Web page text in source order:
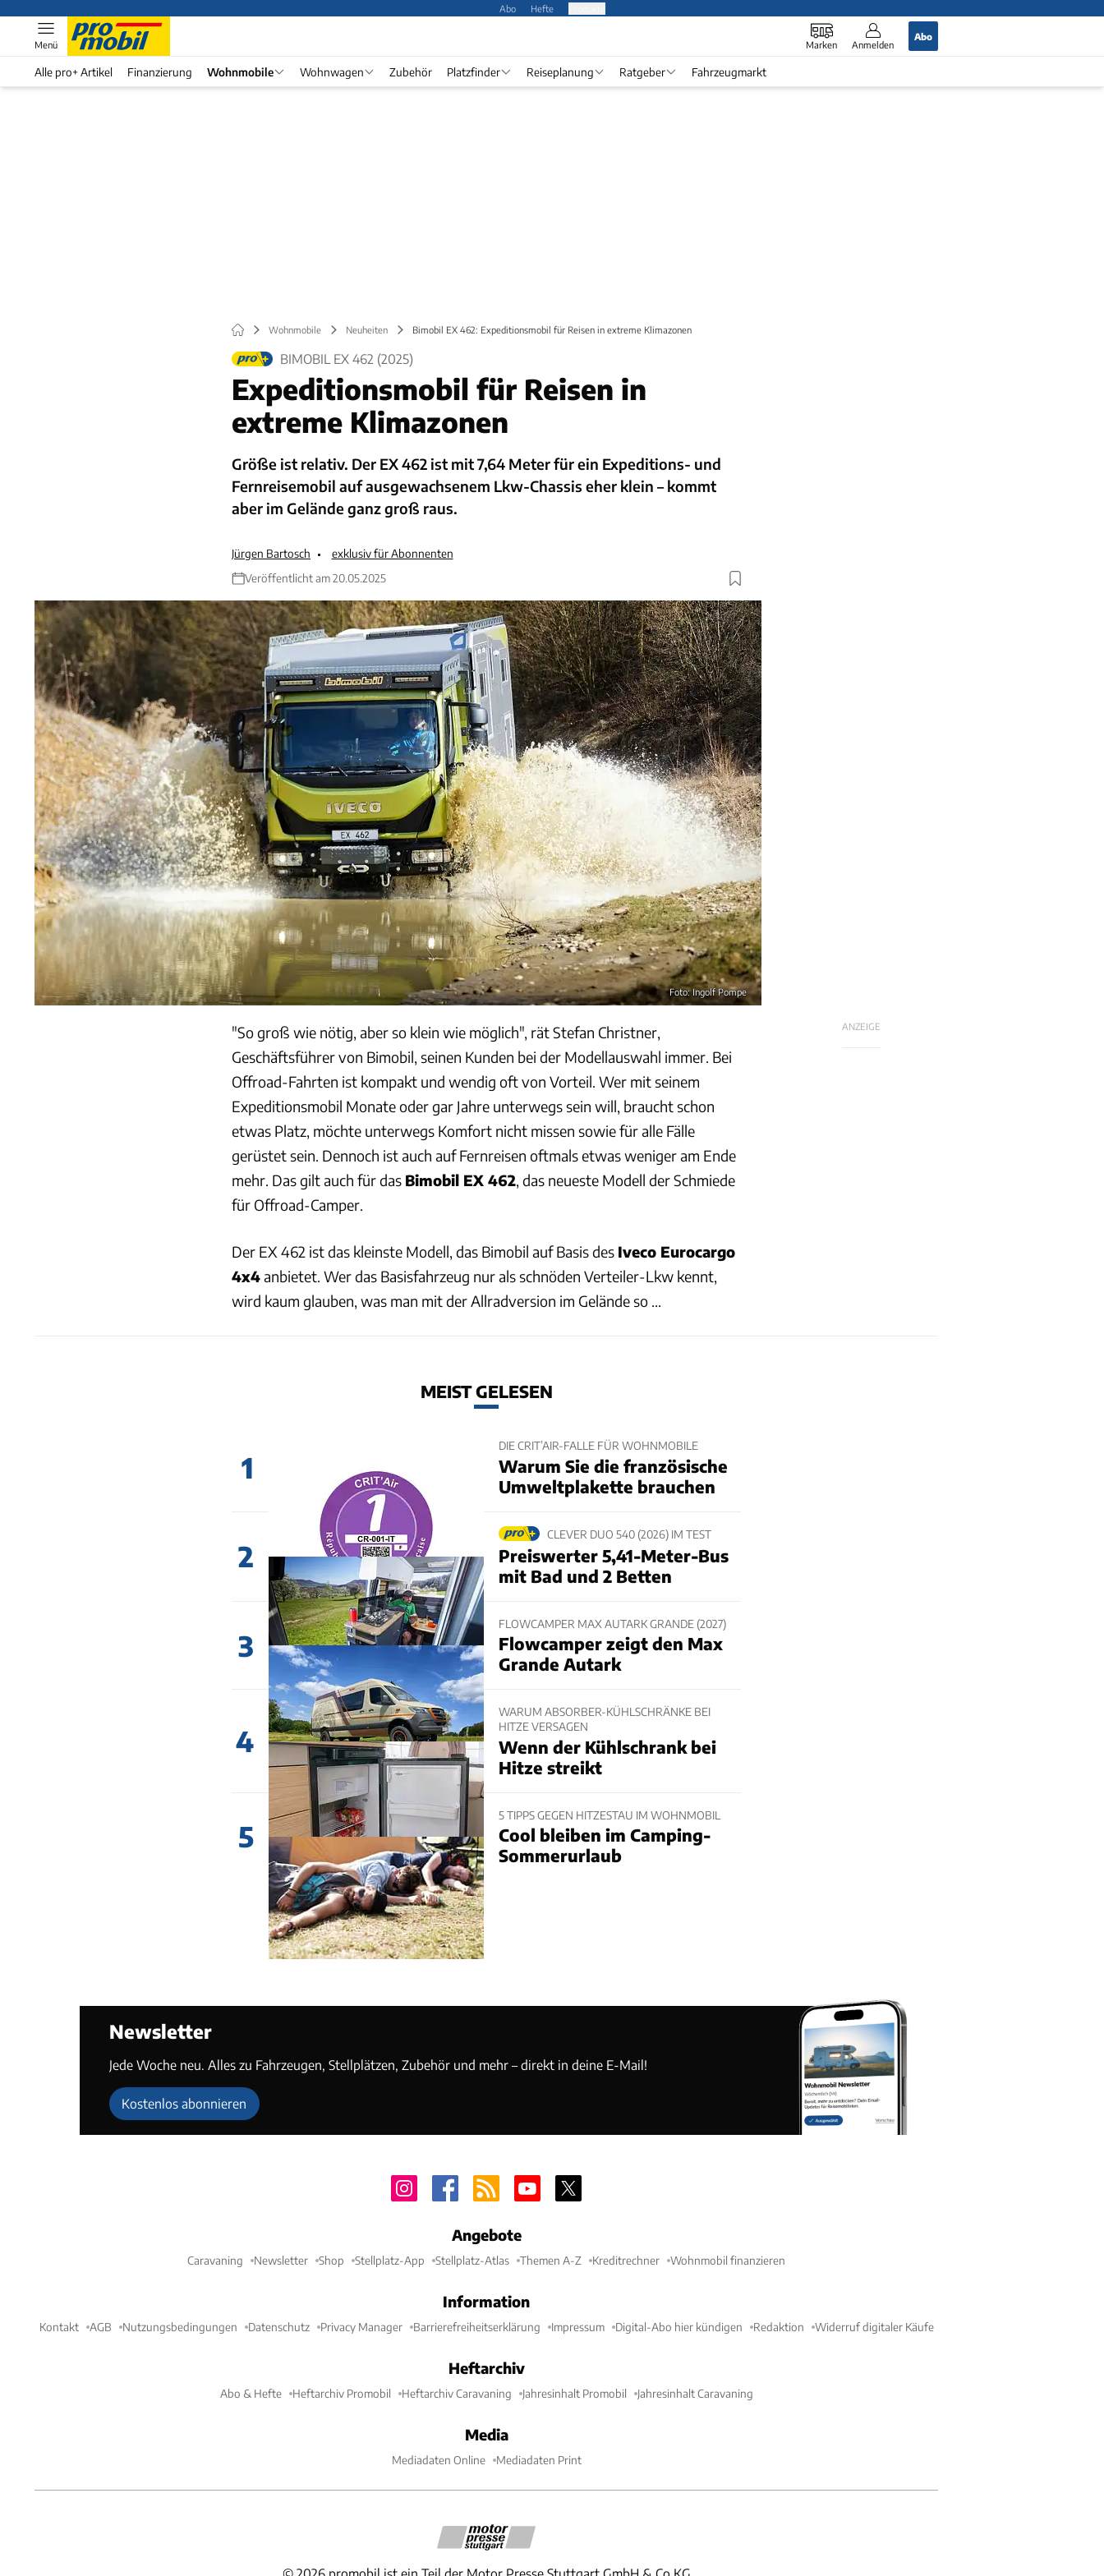
Abo Hefte
Marken Anmelden
Abo
Menü
Alle pro+ Artikel Finanzierung Wohnmobile Wohnwagen Zubehör Platzfinder Reiseplanung Ratgeber Fahrzeugmarkt
Wohnmobile Neuheiten Bimobil EX 462: Expeditionsmobil für Reisen in extreme Klimazonen
BIMOBIL EX 462 (2025)
Expeditionsmobil für Reisen in
extreme Klimazonen
Größe ist relativ. Der EX 462 ist mit 7,64 Meter für ein Expeditions- und
Fernreisemobil auf ausgewachsenem Lkw-Chassis eher klein – kommt
aber im Gelände ganz groß raus.
Jürgen Bartosch
exklusiv für Abonnenten
Veröffentlicht am 20.05.2025
Foto: Ingolf Pompe
ANZEIGE
"So groß wie nötig, aber so klein wie möglich", rät Stefan Christner,
Geschäftsführer von Bimobil, seinen Kunden bei der Modellauswahl immer. Bei
Offroad-Fahrten ist kompakt und wendig oft von Vorteil. Wer mit seinem
Expeditionsmobil Monate oder gar Jahre unterwegs sein will, braucht schon
etwas Platz, möchte unterwegs Komfort nicht missen sowie für alle Fälle
gerüstet sein. Dennoch ist auch auf Fernreisen oftmals etwas weniger am Ende
mehr. Das gilt auch für das Bimobil EX 462, das neueste Modell der Schmiede
für Offroad-Camper.
Der EX 462 ist das kleinste Modell, das Bimobil auf Basis des Iveco Eurocargo
4x4anbietet. Wer das Basisfahrzeug nur als schnöden Verteiler-Lkw kennt,
wird kaum glauben, was man mit der Allradversion im Gelände so ...
MEIST GELESEN
1
DIE CRIT’AIR-FALLE FÜR WOHNMOBILE
Warum Sie die französische
Umweltplakette brauchen
2
CLEVER DUO 540 (2026) IM TEST
Preiswerter 5,41-Meter-Bus
mit Bad und 2 Betten
3
FLOWCAMPER MAX AUTARK GRANDE (2027)
Flowcamper zeigt den Max
Grande Autark
4
WARUM ABSORBER-KÜHLSCHRÄNKE BEI
HITZE VERSAGEN
Wenn der Kühlschrank bei
Hitze streikt
5
5 TIPPS GEGEN HITZESTAU IM WOHNMOBIL
Cool bleiben im Camping-
Sommerurlaub
Newsletter
Jede Woche neu. Alles zu Fahrzeugen, Stellplätzen, Zubehör und mehr – direkt in deine E-Mail!
Kostenlos abonnieren
Angebote
Caravaning Newsletter Shop Stellplatz-App Stellplatz-Atlas Themen A-Z Kreditrechner Wohnmobil finanzieren
Information
Kontakt AGB Nutzungsbedingungen Datenschutz Privacy Manager Barrierefreiheitserklärung Impressum Digital-Abo hier kündigen Redaktion Widerruf digitaler Käufe
Heftarchiv
Abo & Hefte Heftarchiv Promobil Heftarchiv Caravaning Jahresinhalt Promobil Jahresinhalt Caravaning
Media
Mediadaten Online Mediadaten Print